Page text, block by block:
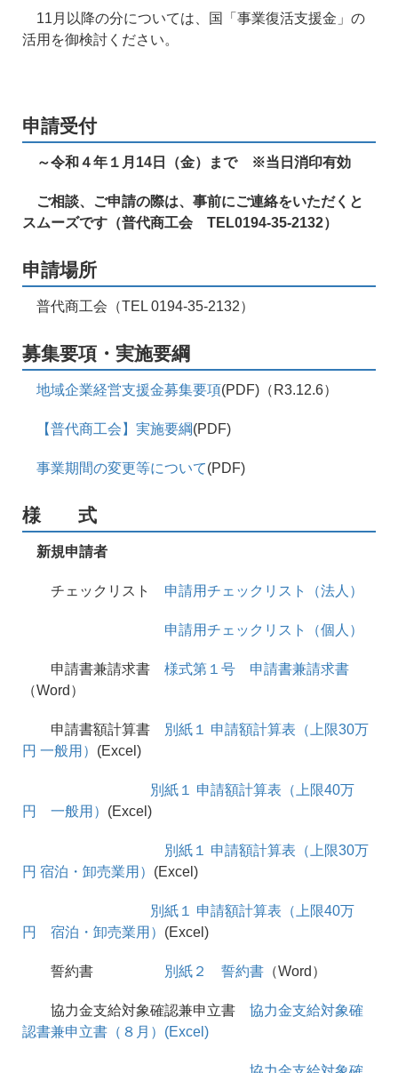
11月以降の分については、国「事業復活支援金」の
活用を御検討ください。
申請受付
～令和４年１月14日（金）まで ※当日消印有効
ご相談、ご申請の際は、事前にご連絡をいただくと
スムーズです（普代商工会 TEL0194-35-2132）
申請場所
普代商工会（TEL 0194-35-2132）
募集要項・実施要綱
地域企業経営支援金募集要項(PDF)（R3.12.6）
【普代商工会】実施要綱(PDF)
事業期間の変更等について(PDF)
様 式
新規申請者
チェックリスト 申請用チェックリスト（法人）
申請用チェックリスト（個人）
申請書兼請求書 様式第１号 申請書兼請求書
（Word）
申請書額計算書
別紙１ 申請額計算表（上限30万
円 一般用） (Excel)
別紙１ 申請額計算表（上限40万
円 一般用） (Excel)
別紙１ 申請額計算表（上限30万
円 宿泊・卸売業用） (Excel)
別紙１ 申請額計算表（上限40万
円 宿泊・卸売業用） (Excel)
誓約書 別紙２ 誓約書（Word）
協力金支給対象確認兼申立書 協力金支給対象確
認書兼申立書（８月）(Excel)